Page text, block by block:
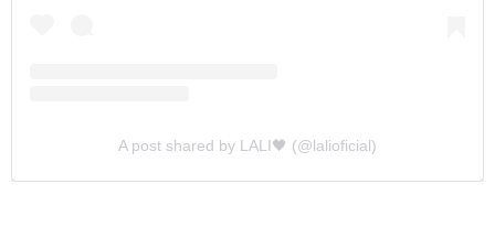
A post shared by LALI🖤 (@lalioficial)